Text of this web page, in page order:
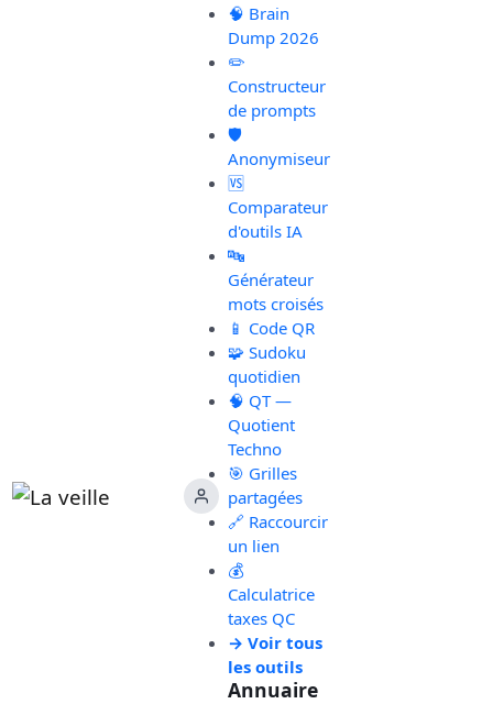
🧠 Brain
Dump 2026
✏️
Constructeur
de prompts
🛡️
Anonymiseur
🆚
Comparateur
d'outils IA
🔤
Générateur
mots croisés
📱 Code QR
🧩 Sudoku
quotidien
🧠 QT —
Quotient
Techno
🎯 Grilles
partagées
🔗 Raccourcir
un lien
💰
Calculatrice
taxes QC
→ Voir tous
les outils
Annuaire